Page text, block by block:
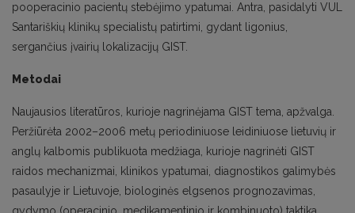
pooperacinio pacientų stebėjimo ypatumai. Antra, pasidalyti VUL
Santariškių klinikų specialistų patirtimi, gydant ligonius,
sergančius įvairių lokalizacijų GIST.
Metodai
Naujausios literatūros, kurioje nagrinėjama GIST tema, apžvalga.
Peržiūrėta 2002–2006 metų periodiniuose leidiniuose lietuvių ir
anglų kalbomis publikuota medžiaga, kurioje nagrinėti GIST
raidos mechanizmai, klinikos ypatumai, diagnostikos galimybės
pasaulyje ir Lietuvoje, biologinės elgsenos prognozavimas,